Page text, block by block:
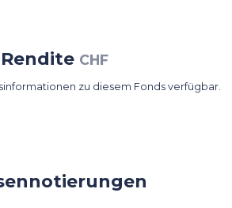
Rendite CHF
zu diesem Fonds verfügbar.